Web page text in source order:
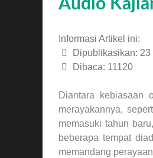
Audio
Informasi Artikel ini:
Dipublikasikan:
Dibaca: 11120
Diantara kebiasaan
merayakannya,
memasuki tahun
beberapa tempat
memandang